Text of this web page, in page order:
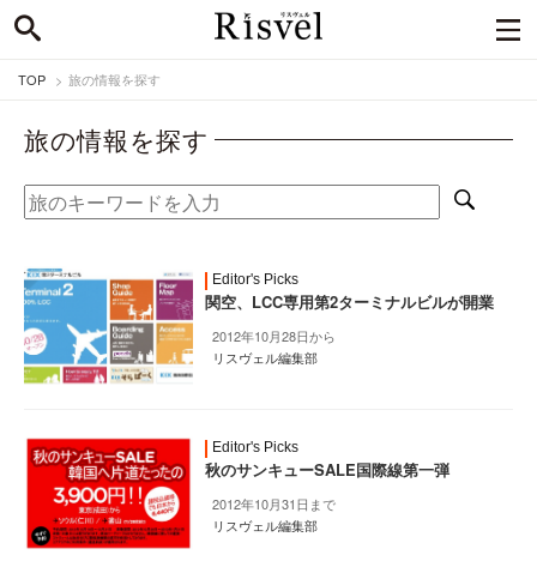
TOP 旅の情報を探す
旅の情報を探す
Editor's Picks
関空、LCC専用第2ターミナルビルが開業
2012年10月28日から
リスヴェル編集部
Editor's Picks
秋のサンキューSALE国際線第一弾
2012年10月31日まで
リスヴェル編集部